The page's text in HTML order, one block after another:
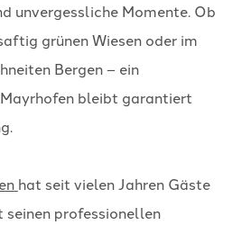
unvergessliche Momente. Ob
grünen Wiesen oder im
Bergen – ein
bleibt garantiert
hat seit vielen Jahren Gäste
professionellen